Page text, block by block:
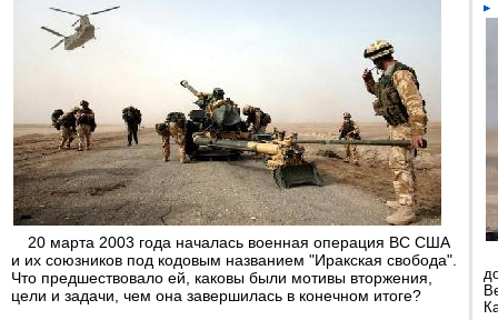
20 марта 2003 года началась военная операция ВС США
и их союзников под кодовым названием "Иракская свобода".
Что предшествовало ей, каковы были мотивы вторжения,
цели и задачи, чем она завершилась в конечном итоге?